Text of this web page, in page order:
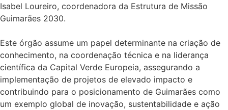
Isabel Loureiro, coordenadora da Estrutura de Missão
Guimarães 2030.
Este órgão assume um papel determinante na criação de
conhecimento, na coordenação técnica e na liderança
científica da Capital Verde Europeia, assegurando a
implementação de projetos de elevado impacto e
contribuindo para o posicionamento de Guimarães como
um exemplo global de inovação, sustentabilidade e ação